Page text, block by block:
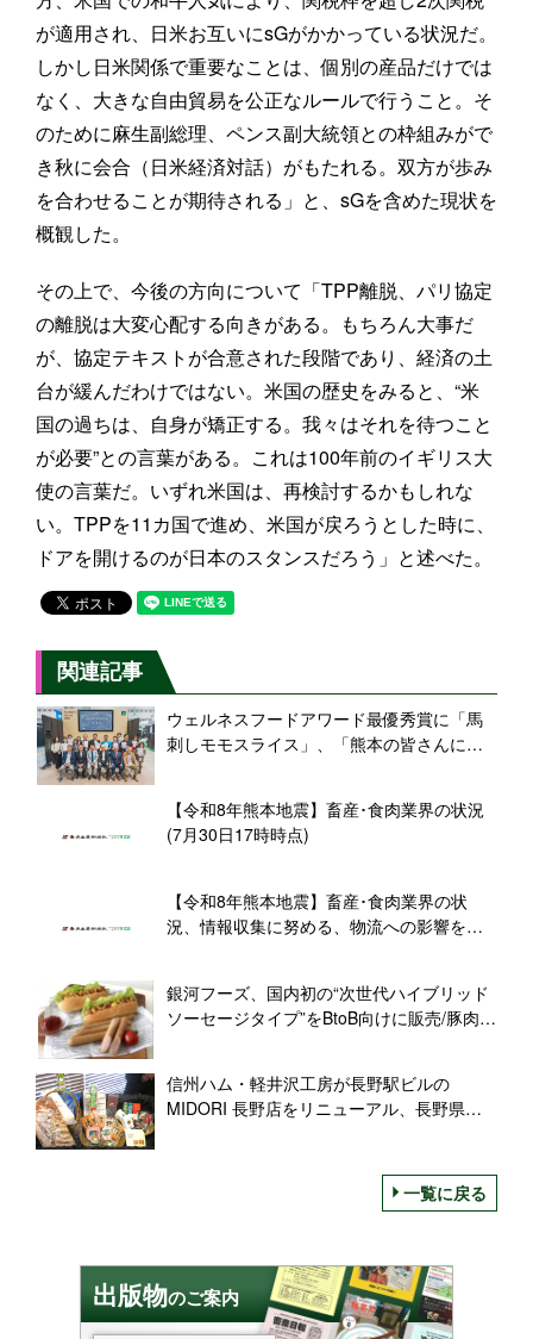
が適用され、日米お互いにsGがかかっている状況だ。
しかし日米関係で重要なことは、個別の産品だけでは
なく、大きな自由貿易を公正なルールで行うこと。そ
のために麻生副総理、ペンス副大統領との枠組みがで
き秋に会合（日米経済対話）がもたれる。双方が歩み
を合わせることが期待される」と、sGを含めた現状を
概観した。
その上で、今後の方向について「TPP離脱、パリ協定
の離脱は大変心配する向きがある。もちろん大事だ
が、協定テキストが合意された段階であり、経済の土
台が緩んだわけではない。米国の歴史をみると、“米
国の過ちは、自身が矯正する。我々はそれを待つこと
が必要”との言葉がある。これは100年前のイギリス大
使の言葉だ。いずれ米国は、再検討するかもしれな
い。TPPを11カ国で進め、米国が戻ろうとした時に、
ドアを開けるのが日本のスタンスだろう」と述べた。
関連記事
ウェルネスフードアワード最優秀賞に「馬
刺しモモスライス」、「熊本の皆さんにと
【令和8年熊本地震】畜産･食肉業界の状況
(7月30日17時時点)
【令和8年熊本地震】畜産･食肉業界の状
況、情報収集に努める、物流への影響を懸
銀河フーズ、国内初の“次世代ハイブリッド
ソーセージタイプ”をBtoB向けに販売/豚肉
信州ハム・軽井沢工房が長野駅ビルの
MIDORI 長野店をリニューアル、長野県産
一覧に戻る
出版物のご案内